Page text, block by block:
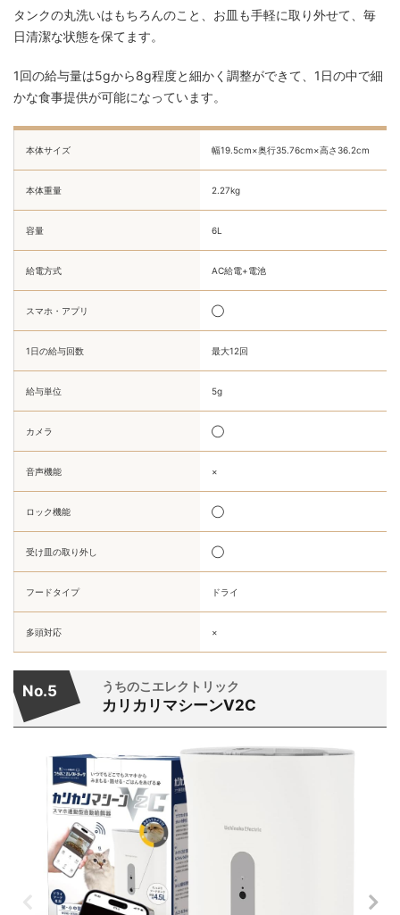
タンクの丸洗いはもちろんのこと、お皿も手軽に取り外せて、毎
日清潔な状態を保てます。
1回の給与量は5gから8g程度と細かく調整ができて、1日の中で細
かな食事提供が可能になっています。
本体サイズ 幅19.5cm×奥行35.76cm×高さ36.2cm
本体重量 2.27kg
容量 6L
給電方式 AC給電+電池
スマホ・アプリ ◯
1日の給与回数 最大12回
給与単位 5g
カメラ ◯
音声機能 ×
ロック機能 ◯
受け皿の取り外し ◯
フードタイプ ドライ
多頭対応 ×
No.5 うちのこエレクトリック
カリカリマシーンV2C